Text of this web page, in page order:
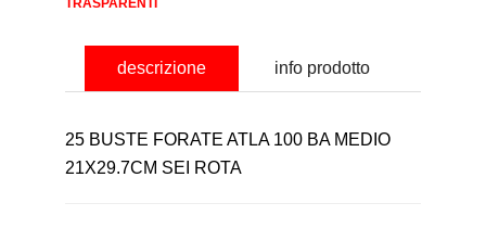
TRASPARENTI
descrizione info prodotto
25 BUSTE FORATE ATLA 100 BA MEDIO
21X29.7CM SEI ROTA